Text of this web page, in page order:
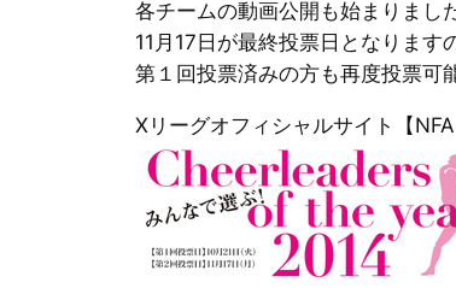
各チームの動画公開も始まりまし
11月17日が最終投票日となります
第１回投票済みの方も再度投票可
Xリーグオフィシャルサイト【